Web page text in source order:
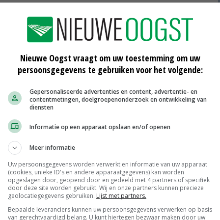
het land denken na over de regeling. 'Ook bedrijven
der Zanden. De bedrijfsvoering stoppen noemt hij
beginnen. Weten waar je financieel staat, kan je
het concept van de subsidieregeling sanering
regeling wordt half juli verwacht. Varkensbedrijven
0,4 binnen een straal van 1 kilometer kunnen vanaf
is 120 miljoen euro beschikbaar.
komen als eerste voor subsidie in aanmerking.
Nieuwe Oogst vraagt om uw toestemming om uw
persoonsgegevens te gebruiken voor het volgende:
Gepersonaliseerde advertenties en content, advertentie- en
contentmetingen, doelgroepenonderzoek en ontwikkeling van
diensten
Informatie op een apparaat opslaan en/of openen
Meer informatie
Uw persoonsgegevens worden verwerkt en informatie van uw apparaat
(cookies, unieke ID's en andere apparaatgegevens) kan worden
opgeslagen door, geopend door en gedeeld met 4 partners of specifiek
door deze site worden gebruikt. Wij en onze partners kunnen precieze
geolocatiegegevens gebruiken. Lijst met partners.
Bepaalde leveranciers kunnen uw persoonsgegevens verwerken op basis
van gerechtvaardigd belang. U kunt hiertegen bezwaar maken door uw